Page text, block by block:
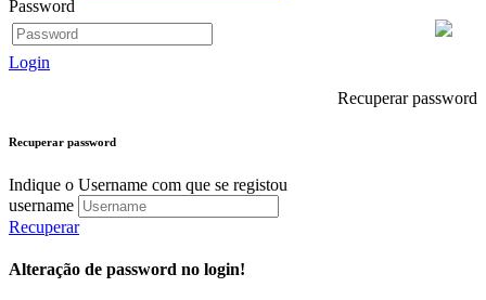
Password
Login
Recuperar password
Recuperar password
Indique o Username com que se registou
username
Recuperar
Alteração de password no login!